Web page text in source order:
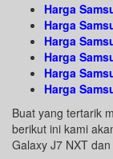
Harga
Harga
Harga
Harga
Harga
Harga
Buat yang tertarik
berikut ini kami
Galaxy J7 NXT